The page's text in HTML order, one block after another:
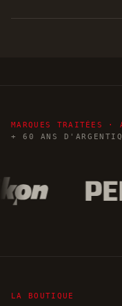
MARQUES TRAITÉES ·
+ 60 ANS
LA BOUTIQUE